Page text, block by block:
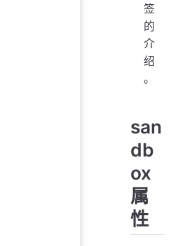
签
的
介
绍
。
san
db
ox
属
性